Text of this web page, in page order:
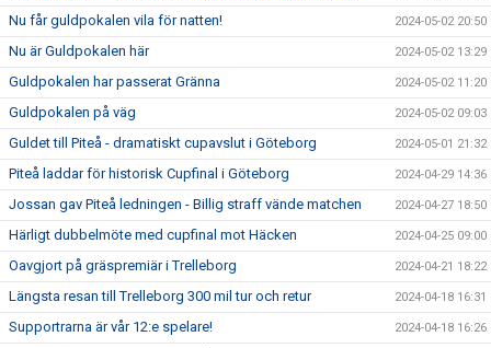
Nu får guldpokalen vila för natten! 2024-05-02 20:50
Nu är Guldpokalen här 2024-05-02 13:29
Guldpokalen har passerat Gränna 2024-05-02 11:20
Guldpokalen på väg 2024-05-02 09:03
Guldet till Piteå - dramatiskt cupavslut i Göteborg 2024-05-01 21:32
Piteå laddar för historisk Cupfinal i Göteborg 2024-04-29 14:36
Jossan gav Piteå ledningen - Billig straff vände matchen 2024-04-27 18:50
Härligt dubbelmöte med cupfinal mot Häcken 2024-04-25 09:00
Oavgjort på gräspremiär i Trelleborg 2024-04-21 18:22
Längsta resan till Trelleborg 300 mil tur och retur 2024-04-18 16:31
Supportrarna är vår 12:e spelare! 2024-04-18 16:26